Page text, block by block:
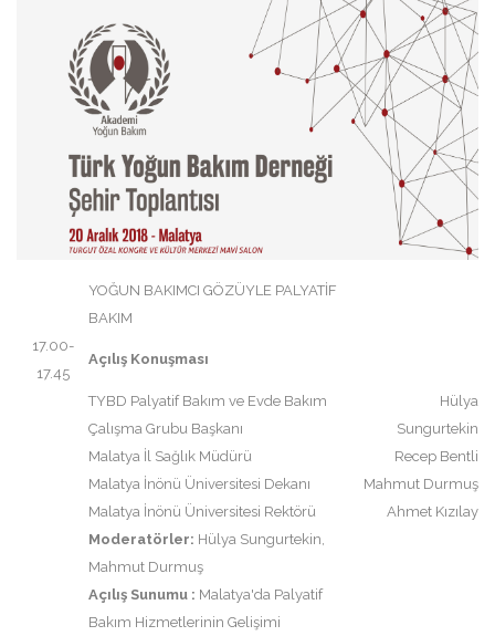
YOĞUN BAKIMCI GÖZÜYLE PALYATİF
BAKIM
17.00-
17.45
Açılış Konuşması
TYBD Palyatif Bakım ve Evde Bakım
Çalışma Grubu Başkanı
Hülya
Sungurtekin
Malatya İl Sağlık Müdürü
Recep Bentli
Malatya İnönü Üniversitesi Dekanı
Mahmut Durmuş
Malatya İnönü Üniversitesi Rektörü
Ahmet Kızılay
Moderatörler: Hülya Sungurtekin,
Mahmut Durmuş
Açılış Sunumu : Malatya'da Palyatif
Bakım Hizmetlerinin Gelişimi